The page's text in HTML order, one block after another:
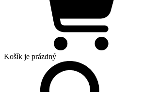
Košík je prázdný